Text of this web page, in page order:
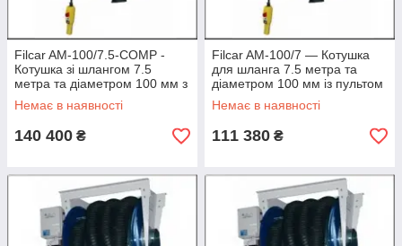
Filcar AM-100/7.5-COMP -
Котушка зі шлангом 7.5
метра та діаметром 100 мм з
пультом і наконечником
Немає в наявності
140 400 ₴
Filcar AM-100/7 — Котушка
для шланга 7.5 метра та
діаметром 100 мм із пультом
Д/К
Немає в наявності
111 380 ₴